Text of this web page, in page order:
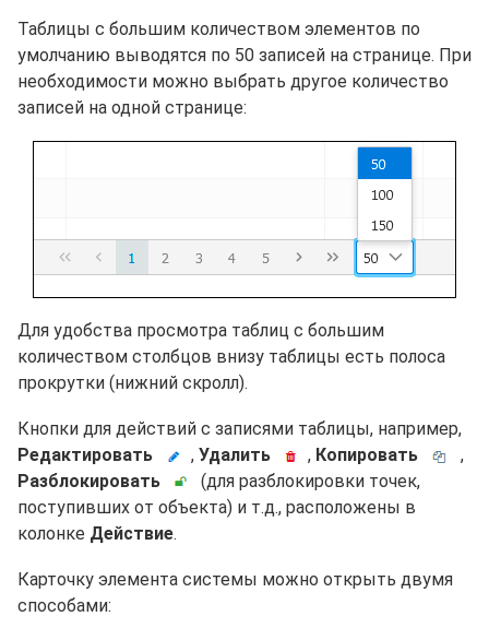
Таблицы с большим количеством элементов по
умолчанию выводятся по 50 записей на странице. При
необходимости можно выбрать другое количество
записей на одной странице:
Для удобства просмотра таблиц с большим
количеством столбцов внизу таблицы есть полоса
прокрутки (нижний скролл).
Кнопки для действий с записями таблицы, например,
Редактировать
, Удалить , Копировать
,
Разблокировать
(для разблокировки точек,
поступивших от объекта) и т.д., расположены в
колонке Действие.
Карточку элемента системы можно открыть двумя
способами: